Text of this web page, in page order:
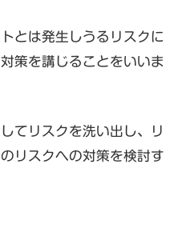
とは発生しうるリスクに
策を講じることをいいま
てリスクを洗い出し、リ
リスクへの対策を検討す